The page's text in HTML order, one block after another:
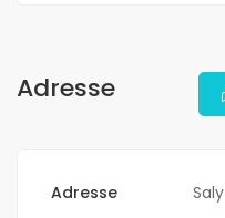
Adresse
Adresse
Saly